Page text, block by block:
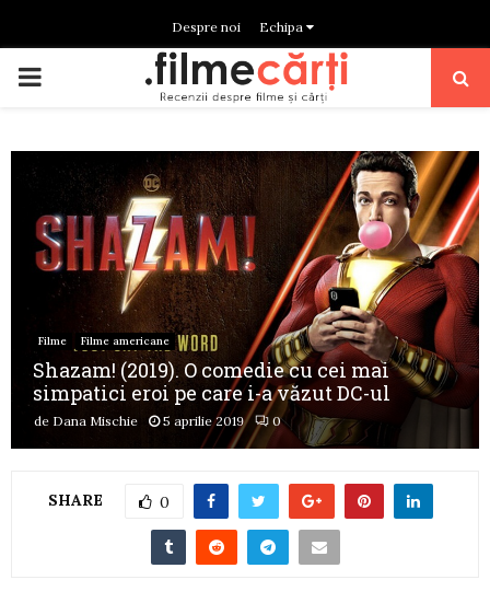
Despre noi Echipa
PRIMARY
Filme Filme americane
Shazam! (2019). O comedie cu cei mai
simpatici eroi pe care i-a văzut DC-ul
de Dana Mischie 5 aprilie 2019 0
SHARE 0